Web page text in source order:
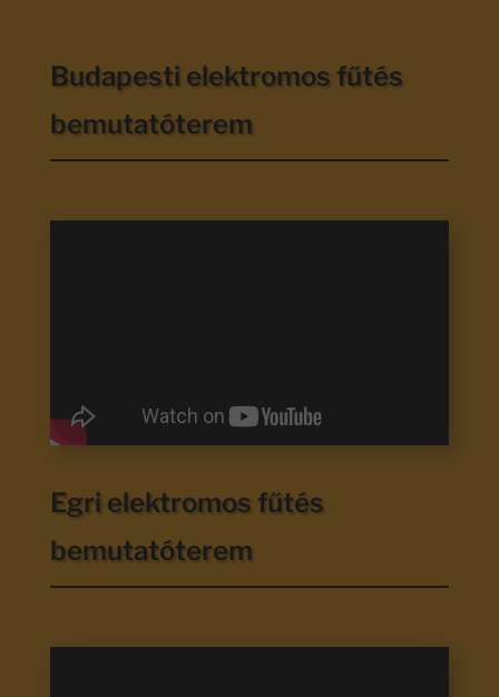
Budapesti elektromos fűtés
bemutatóterem
Egri elektromos fűtés
bemutatóterem